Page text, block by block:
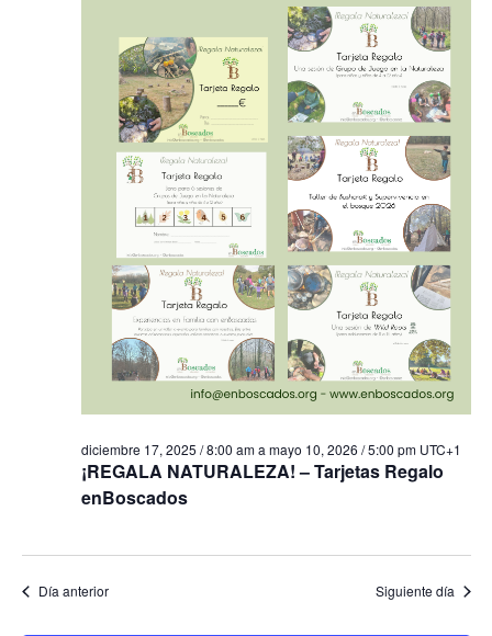
¡REGALA NATURALEZA! – Tarjetas Regalo
enBoscados
diciembre 17, 2025 / 8:00 ama mayo 10, 2026 / 5:00 pm UTC+1
Día anterior Siguiente día